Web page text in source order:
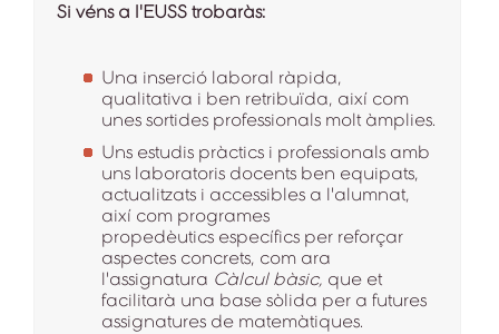
Si véns a l'EUSS trobaràs:
Una inserció laboral ràpida,
qualitativa i ben retribuïda, així com
unes sortides professionals molt àmplies.
Uns estudis pràctics i professionals amb
uns laboratoris docents ben equipats,
actualitzats i accessibles a l'alumnat,
així com programes
propedèutics específics per reforçar
aspectes concrets, com ara
l'assignatura Càlcul bàsic, que et
facilitarà una base sòlida per a futures
assignatures de matemàtiques.